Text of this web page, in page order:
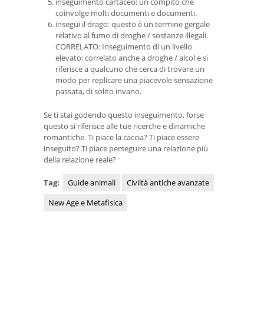
coinvolge molti documenti e documenti.
insegui il drago: questo è un termine gergale
relativo al fumo di droghe / sostanze illegali.
CORRELATO: Inseguimento di un livello
elevato: correlato anche a droghe / alcol e si
riferisce a qualcuno che cerca di trovare un
modo per replicare una piacevole sensazione
passata, di solito invano.
Se ti stai godendo questo inseguimento, forse
questo si riferisce alle tue ricerche e dinamiche
romantiche. Ti piace la caccia? Ti piace essere
inseguito? Ti piace perseguire una relazione più
della relazione reale?
Tag: Guide animali
Civiltà antiche avanzate
New Age e Metafisica